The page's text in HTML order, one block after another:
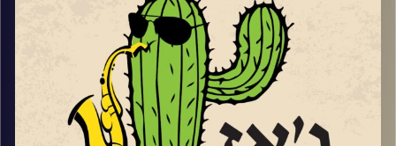
וגם עם חלק מהמוזיקאים שיופיעו:
אלון (חגיגה) פרבר
אלון פרבר והחגיגה • לוח הופעות מעודכן 2026 • הזמנת
כרטיסים • פורטל LIVE
הכוראוגרףיגור משניקוב ומנהלת הלהקה, תכלת
Dance" שואבת השראה מריקוד הדבורים ומעלה למודעות את
סכנת היעלמותן מהעולם.
המפיק והמנהל האומנותי ניצן קרמר סיפר על המופע החדש
שלו עם הפסנתרן הגרמני הייחודי, פרנץ פון צ'וסי בסטודיו אנט
ביום שישי הבא